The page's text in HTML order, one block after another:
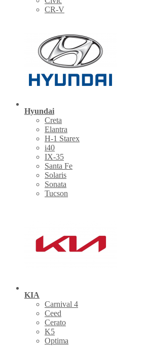
CR-V
Hyundai
Creta
Elantra
H-1 Starex
i40
IX-35
Santa Fe
Solaris
Sonata
Tucson
KIA
Carnival 4
Ceed
Cerato
K5
Optima